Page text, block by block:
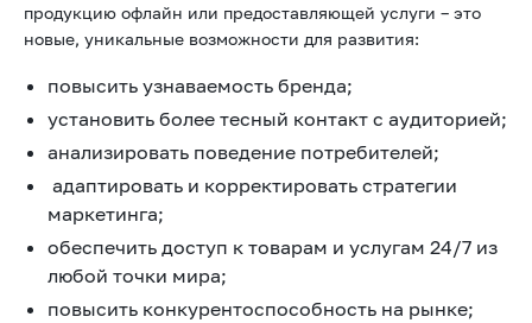
продукцию офлайн или предоставляющей услуги – это
новые, уникальные возможности для развития:
повысить узнаваемость бренда;
установить более тесный контакт с аудиторией;
анализировать поведение потребителей;
адаптировать и корректировать стратегии
маркетинга;
обеспечить доступ к товарам и услугам 24/7 из
любой точки мира;
повысить конкурентоспособность на рынке;